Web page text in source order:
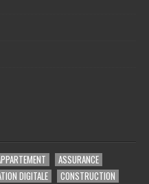
ASSURANCE
DIGITALE
CONSTRUCTION